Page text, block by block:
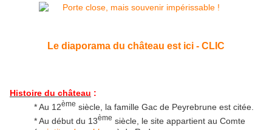
Le diaporama du château est ici - CLIC
Histoire du château :
* Au 12ème siècle, la famille Gac de Peyrebrune est citée.
* Au début du 13ème siècle, le site appartient au Comte